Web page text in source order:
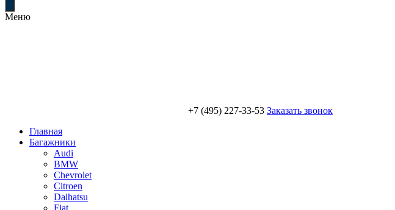
Меню
+7 (495) 227-33-53 Заказать звонок
Главная
Багажники
Audi
BMW
Chevrolet
Citroen
Daihatsu
Fiat